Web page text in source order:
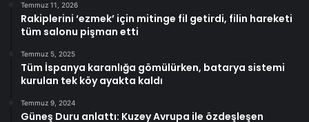
Temmuz 11, 2026
Rakiplerini ‘ezmek’ için mitinge fil getirdi, filin hareketi
tüm salonu pişman etti
Temmuz 5, 2025
Tüm İspanya karanlığa gömülürken, batarya sistemi
kurulan tek köy ayakta kaldı
Temmuz 9, 2024
Güneş Duru anlattı: Kuzey Avrupa ile özdeşleşen